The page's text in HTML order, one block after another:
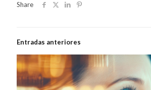
Share
Entradas anteriores